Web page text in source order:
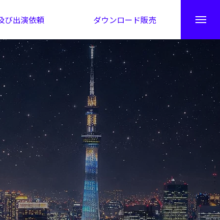
び出演依頼 ダウンロード販売
秘伝公開！吉凶カレンダー